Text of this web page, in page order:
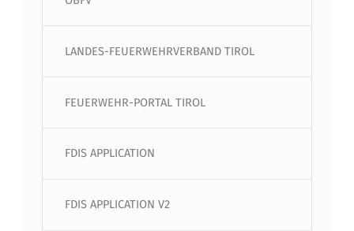
LANDES-FEUERWEHRVERBAND TIROL
FEUERWEHR-PORTAL TIROL
FDIS APPLICATION
FDIS APPLICATION V2